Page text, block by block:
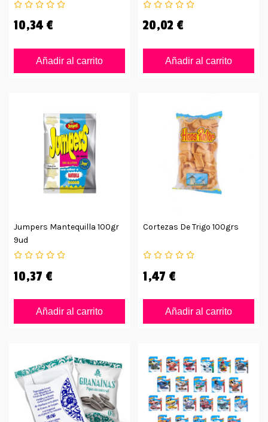
10,34 €
Añadir al carrito
Azúcar
20,02 €
Añadir al carrito
Jumpers Mantequilla 100gr
9ud
10,37 €
Añadir al carrito
Cortezas De Trigo 100grs
1,47 €
Añadir al carrito